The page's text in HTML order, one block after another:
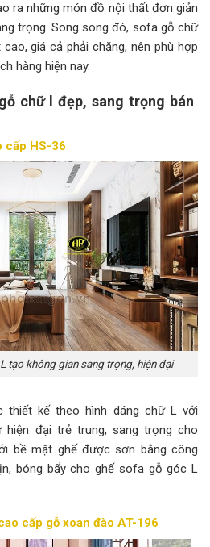
ra những món đồ nội thất đơn giản
trọng. Song song đó, sofa gỗ chữ
giá cả phải chăng, nên phù hợp
hàng hiện nay.
chữ l đẹp, sang trọng bán
cấp HS-36
tạo không gian sang trọng, hiện đại
thiết kế theo hình dáng chữ L với
đại trẻ trung, sang trọng cho
bề mặt ghế được sơn bằng công
bóng bẩy cho ghế sofa gỗ góc L
cấp gỗ xoan đào AT-196